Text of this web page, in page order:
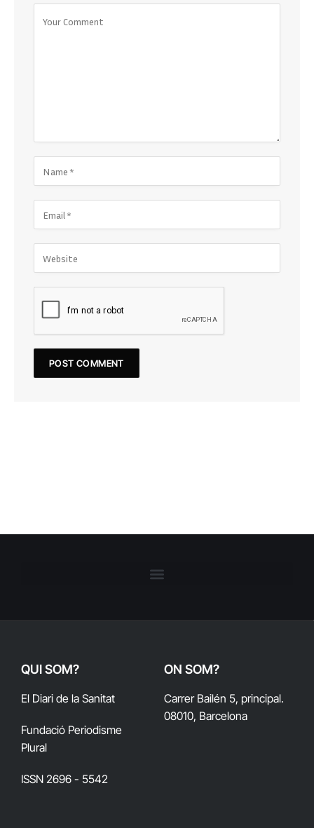
QUI SOM?
El Diari de la Sanitat
Fundació Periodisme
Plural
ISSN 2696 - 5542
ON SOM?
Carrer Bailén 5, principal.
08010, Barcelona